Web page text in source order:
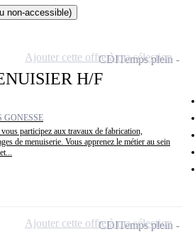
non-accessible)
H/F
GONESSE
participez aux travaux de fabrication,
de menuiserie. Vous apprenez le métier au sein
CDITemps plein
Ajouter cette offre à ma sélection
CDITemps plein
Ajouter cette offre à ma sélection